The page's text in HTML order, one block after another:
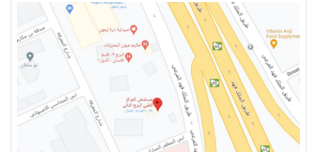
انحراف الشبكية في العين